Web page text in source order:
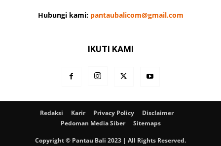
Hubungi kami: pantaubalicom@gmail.com
IKUTI KAMI
Redaksi Karir Privacy Policy
Disclaimer
Pedoman Media Siber
Sitemaps
Copyright © Pantau Bali 2023 | All Rights Reserved.